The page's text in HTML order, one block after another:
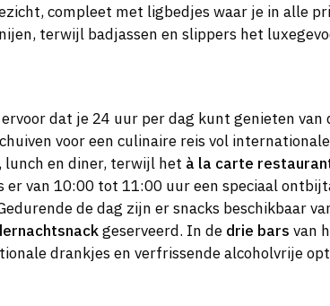
compleet met ligbedjes waar je in alle
terwijl badjassen en slippers het
dat je 24 uur per dag kunt genieten
voor een culinaire reis vol
en diner, terwijl het à la carte
van 10:00 tot 11:00 uur een speciaal
de dag zijn er snacks beschikbaar
geserveerd. In de drie bars van
drankjes en verfrissende alcoholvrije